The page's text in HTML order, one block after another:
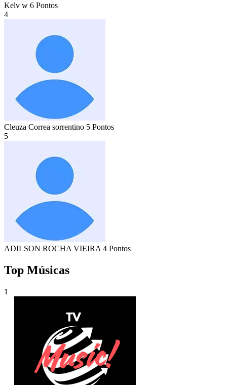
Kelv w 6 Pontos
4
Cleuza Correa sorrentino 5 Pontos
5
ADILSON ROCHA VIEIRA 4 Pontos
Top Músicas
1